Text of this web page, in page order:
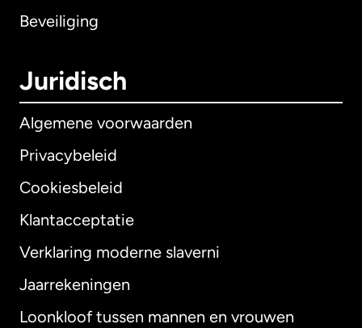
Beveiliging
Juridisch
Algemene voorwaarden
Privacybeleid
Cookiesbeleid
Klantacceptatie
Verklaring moderne slaverni
Jaarrekeningen
Loonkloof tussen mannen en vrouwen
Internationaal English